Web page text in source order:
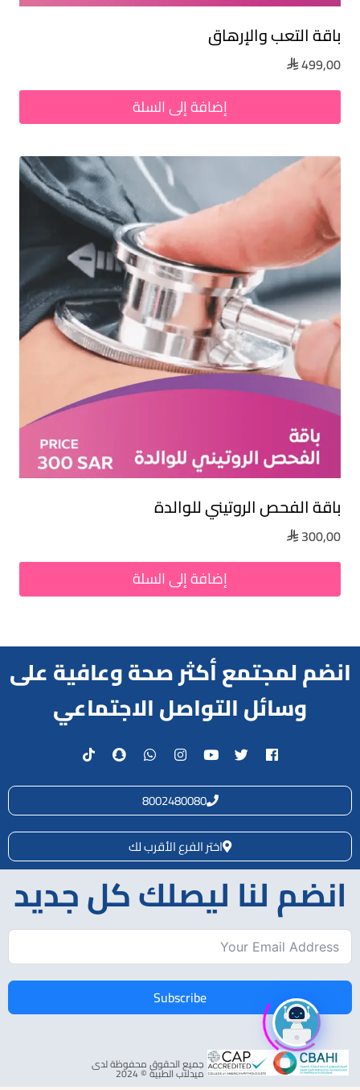
باقة التعب والإرهاق
 499,00
إضافة إلى السلة
باقة الفحص الروتيني للوالدة
 300,00
إضافة إلى السلة
انضم لمجتمع أكثر صحة وعافية على
وسائل التواصل الاجتماعي
8002480080
اختر الفرع الأقرب لك
انضم لنا ليصلك كل جديد
Subscribe
جميع الحقوق محفوظة لدى
ميدلاب الطبية © 2024